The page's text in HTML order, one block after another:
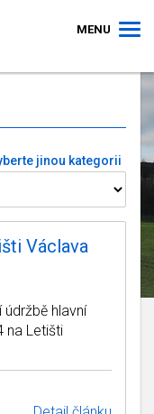
MENU
jinou kategorii
Václava
hlavní
na Letišti